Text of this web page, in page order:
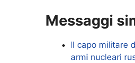
Messaggi
Il capo militare
armi nucleari